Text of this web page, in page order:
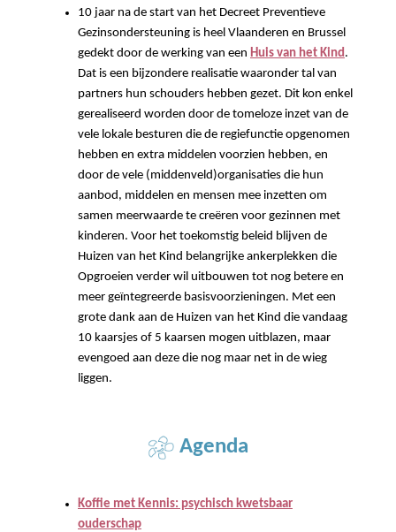
10 jaar na de start van het Decreet Preventieve
Gezinsondersteuning is heel Vlaanderen en Brussel
gedekt door de werking van een Huis van het Kind.
Dat is een bijzondere realisatie waaronder tal van
partners hun schouders hebben gezet. Dit kon enkel
gerealiseerd worden door de tomeloze inzet van de
vele lokale besturen die de regiefunctie opgenomen
hebben en extra middelen voorzien hebben, en
door de vele (middenveld)organisaties die hun
aanbod, middelen en mensen mee inzetten om
samen meerwaarde te creëren voor gezinnen met
kinderen. Voor het toekomstig beleid blijven de
Huizen van het Kind belangrijke ankerplekken die
Opgroeien verder wil uitbouwen tot nog betere en
meer geïntegreerde basisvoorzieningen. Met een
grote dank aan de Huizen van het Kind die vandaag
10 kaarsjes of 5 kaarsen mogen uitblazen, maar
evengoed aan deze die nog maar net in de wieg
liggen.
Agenda
Koffie met Kennis: psychisch kwetsbaar
ouderschap